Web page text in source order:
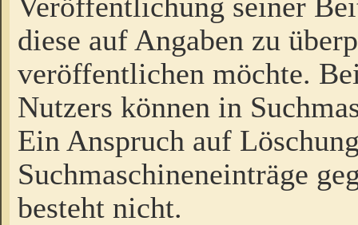
diese auf Angaben zu
veröffentlichen möchte.
Nutzers können in
Ein Anspruch auf
Suchmaschineneinträge
besteht nicht.